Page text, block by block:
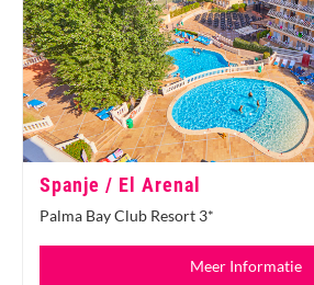
Spanje / El Arenal
Palma Bay Club Resort 3*
Meer Informatie